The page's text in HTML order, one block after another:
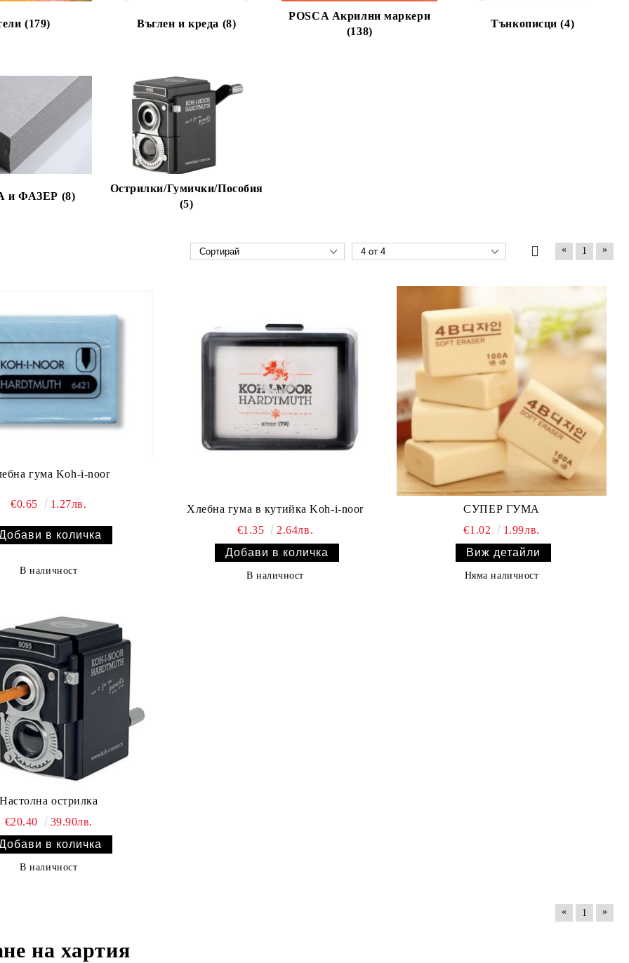
(179) Въглен и креда (8)
POSCA Акрилни маркери
(138)
Тънкописци (4)
ФАЗЕР (8)
Острилки/Гумички/Пособия
(5)
« 1 »
гума Koh-i-noor
€0.65 1.27лв.
В наличност
Хлебна гума в кутийка Koh-i-noor
€1.35
2.64лв.
В наличност
СУПЕР ГУМА
€1.02
1.99лв.
Виж детайли
Няма наличност
Настолна острилка
€20.40
39.90лв.
В наличност
« 1 »
на хартия